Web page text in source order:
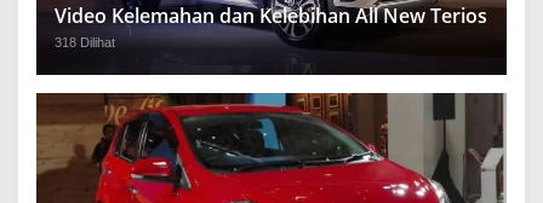
Video Kelemahan dan Kelebihan All New Terios
318 Dilihat